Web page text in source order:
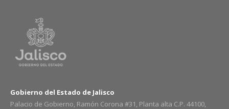
Gobierno del Estado de Jalisco
Palacio de Gobierno, Ramón Corona #31, Planta alta C.P. 44100,